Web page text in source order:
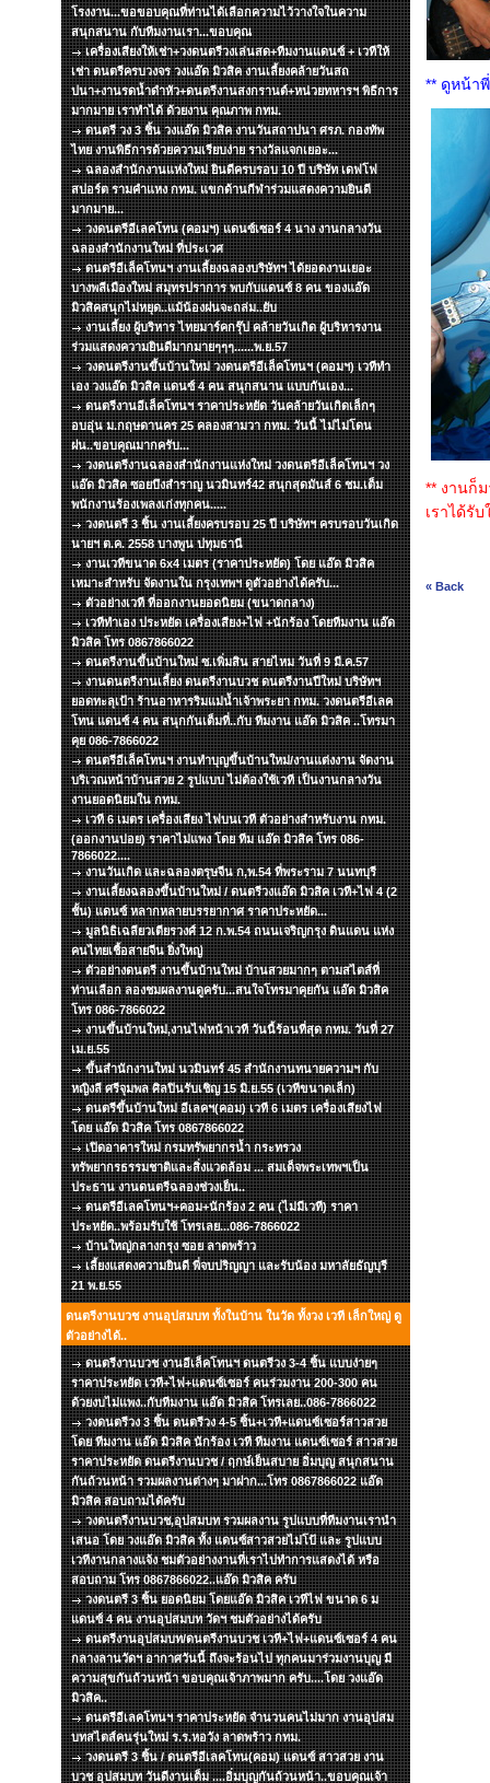
โรงงาน...ขอขอบคุณที่ท่านได้เลือกความไว้วางใจในความ
สนุกสนาน กับทีมงานเรา...ขอบคุณ
เครื่องเสียงให้เช่า+วงดนตรีวงเล่นสด+ทีมงานแดนซ์ + เวทีให้
เช่า ดนตรีครบวงจร วงแอ๊ด มิวสิค งานเลี้ยงคล้ายวันสถ
ปนา+งานรดน้ำดำหัว+ดนตรีงานสงกรานต์+หน่วยทหารฯ พิธีการ
มากมาย เราทำได้ ด้วยงาน คุณภาพ กทม.
ดนตรี วง 3 ชิ้น วงแอ๊ด มิวสิค งานวันสถาปนา ศรภ. กองทัพ
ไทย งานพิธีการด้วยความเรียบง่าย รางวัลแจกเยอะ...
ฉลองสำนักงานแห่งใหม่ ยินดีครบรอบ 10 ปี บริษัท เดฟโฟ
สปอร์ต รามคำแหง กทม. แขกด้านกีฬาร่วมแสดงความยินดี
มากมาย...
วงดนตรีอีเลคโทน (คอมฯ) แดนซ์เซอร์ 4 นาง งานกลางวัน
ฉลองสำนักงานใหม่ ที่ประเวศ
ดนตรีอีเล็คโทนฯ งานเลี้ยงฉลองบริษัทฯ ได้ยอดงานเยอะ
บางพลีเมืองใหม่ สมุทรปราการ พบกับแดนซ์ 8 คน ของแอ๊ด
มิวสิคสนุกไม่หยุด..แม้น้องฝนจะถล่ม..ยับ
งานเลี้ยง ผู้บริหาร ไทยมาร์คกรุ๊ป คล้ายวันเกิด ผู้บริหารงาน
ร่วมแสดงความยินดีมากมายๆๆๆ......พ.ย.57
วงดนตรีงานขึ้นบ้านใหม่ วงดนตรีอีเล็คโทนฯ (คอมฯ) เวทีทำ
เอง วงแอ๊ด มิวสิค แดนซ์ 4 คน สนุกสนาน แบบกันเอง...
ดนตรีงานอีเล็คโทนฯ ราคาประหยัด วันคล้ายวันเกิดเล็กๆ
อบอุ่น ม.กฤษดานคร 25 คลองสามวา กทม. วันนี้ ไม่ไม่โดน
ฝน..ขอบคุณมากครับ...
วงดนตรีงานฉลองสำนักงานแห่งใหม่ วงดนตรีอีเล็คโทนฯ วง
แอ๊ด มิวสิค ซอยบึงสำราญ นวมินทร์42 สนุกสุดมันส์ 6 ชม.เต็ม
พนักงานร้องเพลงเก่งทุกคน.....
วงดนตรี 3 ชิ้น งานเลี้ยงครบรอบ 25 ปี บริษัทฯ ครบรอบวันเกิด
นายฯ ต.ค. 2558 บางพูน ปทุมธานี
งานเวทีขนาด 6x4 เมตร (ราคาประหยัด) โดย แอ๊ด มิวสิค
เหมาะสำหรับ จัดงานใน กรุงเทพฯ ดูตัวอย่างได้ครับ...
ตัวอย่างเวที ที่ออกงานยอดนิยม (ขนาดกลาง)
เวทีทำเอง ประหยัด เครื่องเสียง+ไฟ +นักร้อง โดยทีมงาน แอ๊ด
มิวสิค โทร 0867866022
ดนตรีงานขึ้นบ้านใหม่ ซ.เพิ่มสิน สายไหม วันที่ 9 มี.ค.57
งานดนตรีงานเลี้ยง ดนตรีงานบวช ดนตรีงานปีใหม่ บริษัทฯ
ยอดทะลุเป้า ร้านอาหารริมแม่น้ำเจ้าพระยา กทม. วงดนตรีอีเลค
โทน แดนซ์ 4 คน สนุกกันเต็มที่..กับ ทีมงาน แอ๊ด มิวสิค ..โทรมา
คุย 086-7866022
ดนตรีอีเล็คโทนฯ งานทำบุญขึ้นบ้านใหม่/งานแต่งงาน จัดงาน
บริเวณหน้าบ้านสวย 2 รูปแบบ ไม่ต้องใช้เวที เป็นงานกลางวัน
งานยอดนิยมใน กทม.
เวที 6 เมตร เครื่องเสียง ไฟบนเวที ตัวอย่างสำหรับงาน กทม.
(ออกงานบ่อย) ราคาไม่แพง โดย ทีม แอ๊ด มิวสิค โทร 086-
7866022....
งานวันเกิด และฉลองตรุษจีน ก,พ.54 ที่พระราม 7 นนทบุรี
งานเลี้ยงฉลองขึ้นบ้านใหม่ / ดนตรีวงแอ๊ด มิวสิค เวที+ไฟ 4 (2
ชั้น) แดนซ์ หลากหลายบรรยากาศ ราคาประหยัด...
มูลนิธิเฉลียวเตียรวงศ์ 12 ก.พ.54 ถนนเจริญกรุง ดินแดน แห่ง
คนไทยเชื้อสายจีน ยิ่งใหญ่
ตัวอย่างดนตรี งานขึ้นบ้านใหม่ บ้านสวยมากๆ ตามสไตส์ที่
ท่านเลือก ลองชมผลงานดูครับ...สนใจโทรมาคุยกัน แอ๊ด มิวสิค
โทร 086-7866022
งานขึ้นบ้านใหม่,งานไฟหน้าเวที วันนี้ร้อนที่สุด กทม. วันที่ 27
เม.ย.55
ขึ้นสำนักงานใหม่ นวมินทร์ 45 สำนักงานทนายความฯ กับ
หญิงลี ศรีจุมพล ศิลปินรับเชิญ 15 มิ.ย.55 (เวทีขนาดเล็ก)
ดนตรีขึ้นบ้านใหม่ อีเลคฯ(คอม) เวที 6 เมตร เครื่องเสียงไฟ
โดย แอ๊ด มิวสิค โทร 0867866022
เปิดอาคารใหม่ กรมทรัพยากรน้ำ กระทรวง
ทรัพยากรธรรมชาติและสิ่งแวดล้อม ... สมเด็จพระเทพฯเป็น
ประธาน งานดนตรีฉลองช่วงเย็น..
ดนตรีอีเลคโทนฯ+คอม+นักร้อง 2 คน (ไม่มีเวที) ราคา
ประหยัด..พร้อมรับใช้ โทรเลย...086-7866022
บ้านใหญ่กลางกรุง ซอย ลาดพร้าว
เลี้ยงแสดงความยินดี พี่จบปริญญา และรับน้อง มหาลัยธัญบุรี
21 พ.ย.55
ดนตรีงานบวช งานอุปสมบท ทั้งในบ้าน ในวัด ทั้งวง เวที เล็กใหญ่ ดู
ตัวอย่างได้..
ดนตรีงานบวช งานอีเล็คโทนฯ ดนตรีวง 3-4 ชิ้น แบบง่ายๆ
ราคาประหยัด เวที+ไฟ+แดนซ์เซอร์ คนร่วมงาน 200-300 คน
ด้วยงบไม่แพง..กับทีมงาน แอ๊ด มิวสิค โทรเลย..086-7866022
วงดนตรีวง 3 ชิ้น ดนตรีวง 4-5 ชิ้น+เวที+แดนซ์เซอร์สาวสวย
โดย ทีมงาน แอ๊ด มิวสิค นักร้อง เวที ทีมงาน แดนซ์เซอร์ สาวสวย
ราคาประหยัด ดนตรีงานบวช / ฤกษ์เย็นสบาย อิ่มบุญ สนุกสนาน
กันถ้วนหน้า รวมผลงานต่างๆ มาฝาก...โทร 0867866022 แอ๊ด
มิวสิค สอบถามได้ครับ
วงดนตรีงานบวช,อุปสมบท รวมผลงาน รูปแบบที่ทีมงานเรานำ
เสนอ โดย วงแอ๊ด มิวสิค ทั้ง แดนซ์สาวสวยไม่โป้ และ รูปแบบ
เวทีงานกลางแจ้ง ชมตัวอย่างงานที่เราไปทำการแสดงได้ หรือ
สอบถาม โทร 0867866022..แอ๊ด มิวสิค ครับ
วงดนตรี 3 ชิ้น ยอดนิยม โดยแอ๊ด มิวสิค เวทีไฟ ขนาด 6 ม
แดนซ์ 4 คน งานอุปสมบท วัดฯ ชมตัวอย่างได้ครับ
ดนตรีงานอุปสมบท/ดนตรีงานบวช เวที+ไฟ+แดนซ์เซอร์ 4 คน
กลางลานวัดฯ อากาศวันนี้ ถึงจะร้อนไป ทุกคนมาร่วมงานบุญ มี
ความสุขกันถ้วนหน้า ขอบคุณเจ้าภาพมาก ครับ....โดย วงแอ๊ด
มิวสิค..
ดนตรีอีเลคโทนฯ ราคาประหยัด จำนวนคนไม่มาก งานอุปสม
บทสไตส์คนรุ่นใหม่ ร.ร.หอวัง ลาดพร้าว กทม.
วงดนตรี 3 ชิ้น / ดนตรีอีเลคโทน(คอม) แดนซ์ สาวสวย งาน
บวช อุปสมบท วันดีงานเต็ม ....อิ่มบุญกันถ้วนหน้า..ขอบคุณเจ้า
** ดูหน้า
** งานก็
เราได้รั
« Back